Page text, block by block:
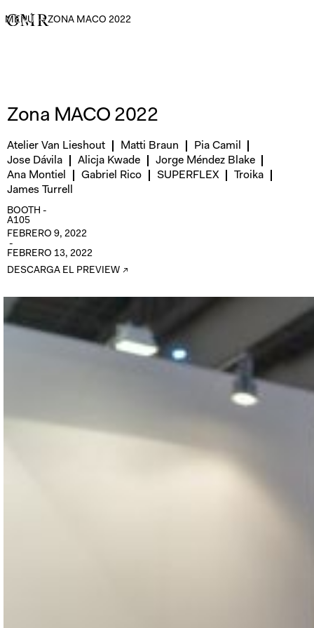
MENÚ →ZONA MACO 2022
Zona MACO 2022
Atelier Van Lieshout Matti Braun
Pia Camil
Jose Dávila
Alicja Kwade
Jorge Méndez Blake
Ana Montiel
Gabriel Rico SUPERFLEX
Troika
James Turrell
BOOTH -
A105
FEBRERO 9, 2022
-
FEBRERO 13, 2022
DESCARGA EL PREVIEW ↗